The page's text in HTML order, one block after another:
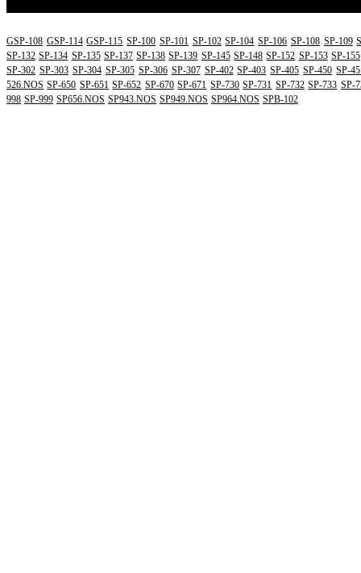
GSP-108 GSP-114 GSP-115 SP-100 SP-101 SP-102 SP-104 SP-106 SP-108 SP-109
SP-132 SP-134 SP-135 SP-137 SP-138 SP-139 SP-145 SP-148 SP-152 SP-153 SP-155
SP-302 SP-303 SP-304 SP-305 SP-306 SP-307 SP-402 SP-403 SP-405 SP-450 SP-
526.NOS SP-650 SP-651 SP-652 SP-670 SP-671 SP-730 SP-731 SP-732 SP-733 SP-
998 SP-999 SP656.NOS SP943.NOS SP949.NOS SP964.NOS SPB-102